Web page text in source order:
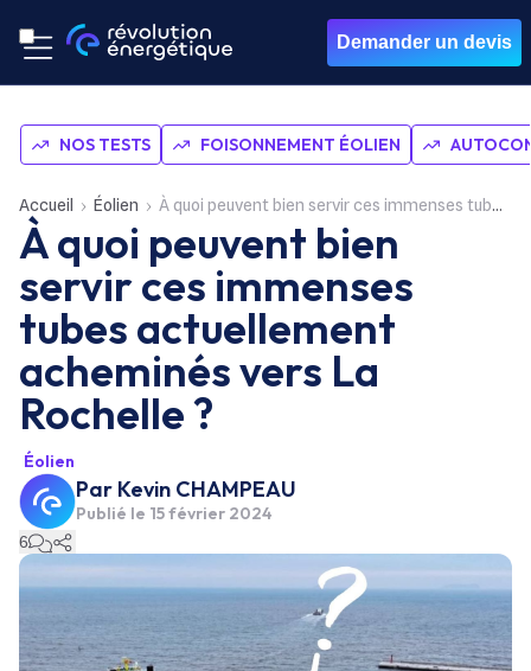
Demander un devis
NOS TESTS FOISONNEMENT ÉOLIEN
Accueil Éolien À quoi peuvent bien servir ces immenses tubes actuellement acheminés vers La Rochelle ?
À quoi peuvent bien
servir ces immenses
tubes actuellement
acheminés vers La
Rochelle ?
Éolien
Par Kevin CHAMPEAU
Publié le 15 février 2024
6